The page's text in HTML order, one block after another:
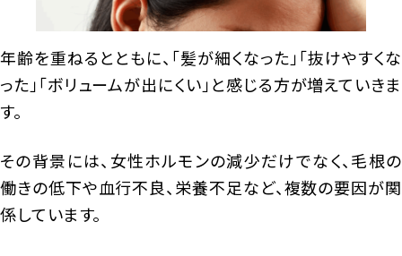
年齢を重ねるとともに、「髪が細くなった」「抜けやすくな
った」「ボリュームが出にくい」と感じる方が増えていきま
す。
その背景には、女性ホルモンの減少だけでなく、毛根の
働きの低下や血行不良、栄養不足など、複数の要因が関
係しています。